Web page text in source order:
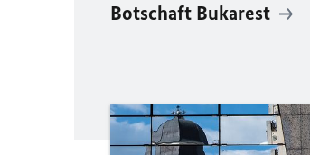
Botschaft Bukarest